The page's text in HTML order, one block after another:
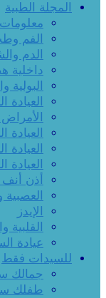
المجلة الطبية
الفم
الدم
داخلية
البولية
العيادة
العيادة
العيادة
العيادة
أذن
العصبية
الإيدز
القلبية
عيادة
للسيدات فقط
جمالك
طفلك